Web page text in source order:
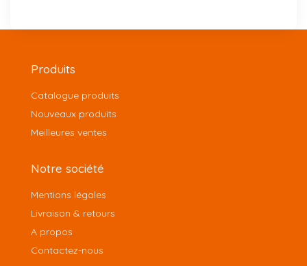
Produits
Catalogue produits
Nouveaux produits
Meilleures ventes
Notre société
Mentions légales
Livraison & retours
A propos
Contactez-nous